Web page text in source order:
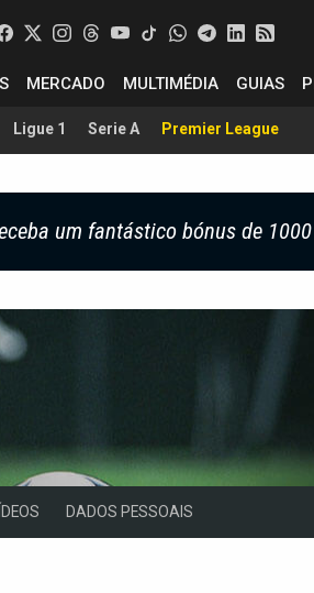
MERCADO MULTIMÉDIA GUIAS
Ligue 1 Serie A Premier League
um fantástico bónus de
DADOS PESSOAIS